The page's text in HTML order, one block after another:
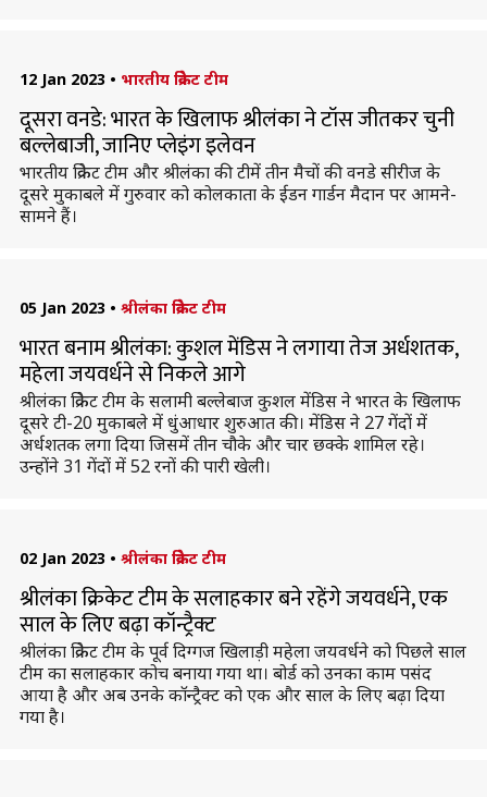
12 Jan 2023 • भारतीय क्रिकेट टीम
दूसरा वनडे: भारत के खिलाफ श्रीलंका ने टॉस जीतकर चुनी
बल्लेबाजी, जानिए प्लेइंग इलेवन
भारतीय क्रिकेट टीम और श्रीलंका की टीमें तीन मैचों की वनडे सीरीज के
दूसरे मुकाबले में गुरुवार को कोलकाता के ईडन गार्डन मैदान पर आमने-
सामने हैं।
05 Jan 2023 • श्रीलंका क्रिकेट टीम
भारत बनाम श्रीलंका: कुशल मेंडिस ने लगाया तेज अर्धशतक,
महेला जयवर्धने से निकले आगे
श्रीलंका क्रिकेट टीम के सलामी बल्लेबाज कुशल मेंडिस ने भारत के खिलाफ
दूसरे टी-20 मुकाबले में धुंआधार शुरुआत की। मेंडिस ने 27 गेंदों में
अर्धशतक लगा दिया जिसमें तीन चौके और चार छक्के शामिल रहे।
उन्होंने 31 गेंदों में 52 रनों की पारी खेली।
02 Jan 2023 • श्रीलंका क्रिकेट टीम
श्रीलंका क्रिकेट टीम के सलाहकार बने रहेंगे जयवर्धने, एक
साल के लिए बढ़ा कॉन्ट्रैक्ट
श्रीलंका क्रिकेट टीम के पूर्व दिग्गज खिलाड़ी महेला जयवर्धने को पिछले साल
टीम का सलाहकार कोच बनाया गया था। बोर्ड को उनका काम पसंद
आया है और अब उनके कॉन्ट्रैक्ट को एक और साल के लिए बढ़ा दिया
गया है।